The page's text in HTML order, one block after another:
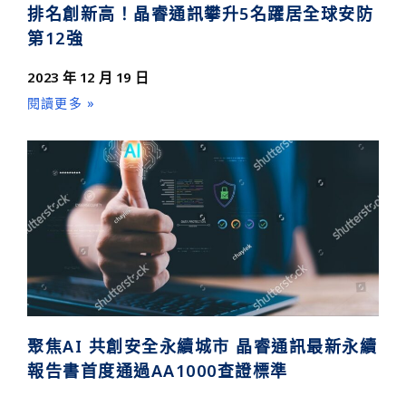
排名創新高！晶睿通訊攀升5名躍居全球安防
第12強
2023 年 12 月 19 日
閱讀更多 »
聚焦AI 共創安全永續城市 晶睿通訊最新永續
報告書首度通過AA1000查證標準